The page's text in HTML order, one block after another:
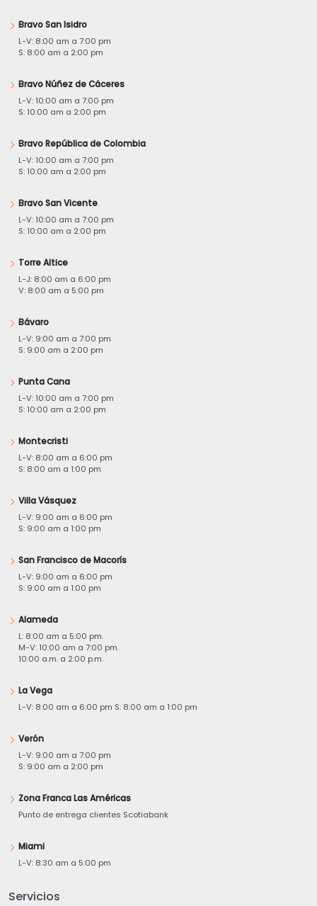
Bravo San Isidro
L-V: 8:00 am a 7:00 pm
S: 8:00 am a 2:00 pm
Bravo Núñez de Cáceres
L-V: 10:00 am a 7:00 pm
S: 10:00 am a 2:00 pm
Bravo República de Colombia
L-V: 10:00 am a 7:00 pm
S: 10:00 am a 2:00 pm
Bravo San Vicente
L-V: 10:00 am a 7:00 pm
S: 10:00 am a 2:00 pm
Torre Altice
L-J: 8:00 am a 6:00 pm
V: 8:00 am a 5:00 pm
Bávaro
L-V: 9:00 am a 7:00 pm
S: 9:00 am a 2:00 pm
Punta Cana
L-V: 10:00 am a 7:00 pm
S: 10:00 am a 2:00 pm
Montecristi
L-V: 8:00 am a 6:00 pm
S: 8:00 am a 1:00 pm
Villa Vásquez
L-V: 9:00 am a 6:00 pm
S: 9:00 am a 1:00 pm
San Francisco de Macorís
L-V: 9:00 am a 6:00 pm
S: 9:00 am a 1:00 pm
Alameda
L: 8:00 am a 5:00 pm.
M-V: 10:00 am a 7:00 pm.
10:00 a.m. a 2:00 p.m.
La Vega
L-V: 8:00 am a 6:00 pm S: 8:00 am a 1:00 pm
Verón
L-V: 9:00 am a 7:00 pm
S: 9:00 am a 2:00 pm
Zona Franca Las Américas
Punto de entrega clientes Scotiabank
Miami
L-V: 8:30 am a 5:00 pm
Servicios